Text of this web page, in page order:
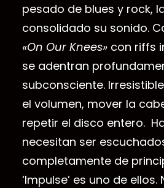
pesado de blues y rock,
consolidado su sonido.
«On Our Knees» con riffs
se adentran
subconsciente.
el volumen, mover la
repetir el disco entero.
necesitan ser
completamente de
‘Impulse’ es uno de ellos.